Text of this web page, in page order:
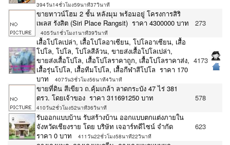
394วัน14ชั่วโมง59นาที37วินาที
ขายทาวน์โฮม 2 ชั้น หลังมุม พร้อมอยู่ โครงการสิริ
เพลส รังสิต (Siri Place Rangsit) ราคา 4300000 บาท
405วัน1ชั่วโมง1นาที39วินาที
273
เสื้อโปโลเปล่า, เสื้อโปโลอาเซียน, โปโลอาเซียน, เสื้อ
โปโล, โปโล, โปโลสีล้วน, ขายส่งเสื้อโปโลเปล่า,
ขายส่งเสื้อโปโล, เสื้อโปโลราคาถูก, เสื้อโปโลราคาส่ง,
เสื้อรุ่นโปโล, เสื้อทีมโปโล, เสื้อกีฬาสีโปโล ราคา 170
บาท
407วัน3ชั่วโมง56นาที4วินาที
4173
ขายที่ดิน สีเขียว ถ.คุ้มเกล้า ลาดกระบัง 47 ไร่ 381
ตรว. โดยเจ้าของ ราคา 311691250 บาท
410วัน2ชั่วโมง52นาที36วินาที
578
รับออกเเบบบ้าน รับสร้างบ้าน ออกเเบบตกเเต่งภายใน
จังหวัดเชียงราย โดย บริษัท เจอาร์ทดีไซน์ จำกัด
ราคา 0 บาท
411วัน22ชั่วโมง58นาที22วินาที
623